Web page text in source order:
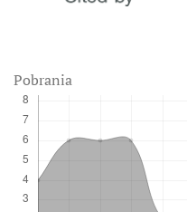
Pobrania